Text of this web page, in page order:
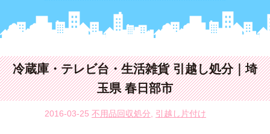
冷蔵庫・テレビ台・生活雑貨 引越し処分｜埼
玉県 春日部市
2016-03-25 不用品回収処分 引越し片付け